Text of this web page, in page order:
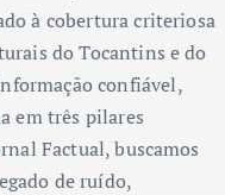
à cobertura criteriosa
do Tocantins e do
confiável,
em três pilares
Factual, buscamos
de ruído,